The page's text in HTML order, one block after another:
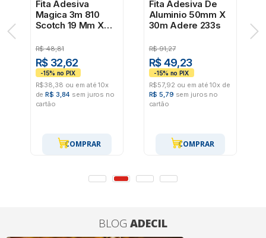
Fita Adesiva
Magica 3m 810
Scotch 19 Mm X
R$ 48,81
R$ 32,62
R$38,38 ou em até 10x
deR$ 3,84 sem juros no
cartão
COMPRAR
Fita Adesiva De
Aluminio 50mm X
30m Adere 233s
R$ 91,27
R$ 49,23
R$57,92 ou em até 10x de
R$ 5,79 sem juros no
cartão
COMPRAR
BLOG ADECIL